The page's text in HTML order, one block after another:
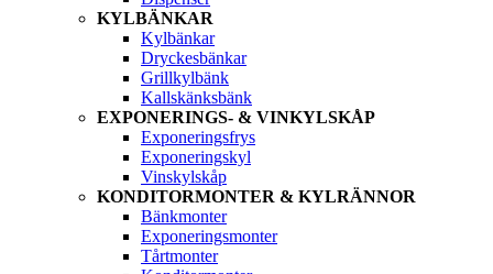
KYLBÄNKAR
Kylbänkar
Dryckesbänkar
Grillkylbänk
Kallskänksbänk
EXPONERINGS- & VINKYLSKÅP
Exponeringsfrys
Exponeringskyl
Vinskylskåp
KONDITORMONTER & KYLRÄNNOR
Bänkmonter
Exponeringsmonter
Tårtmonter